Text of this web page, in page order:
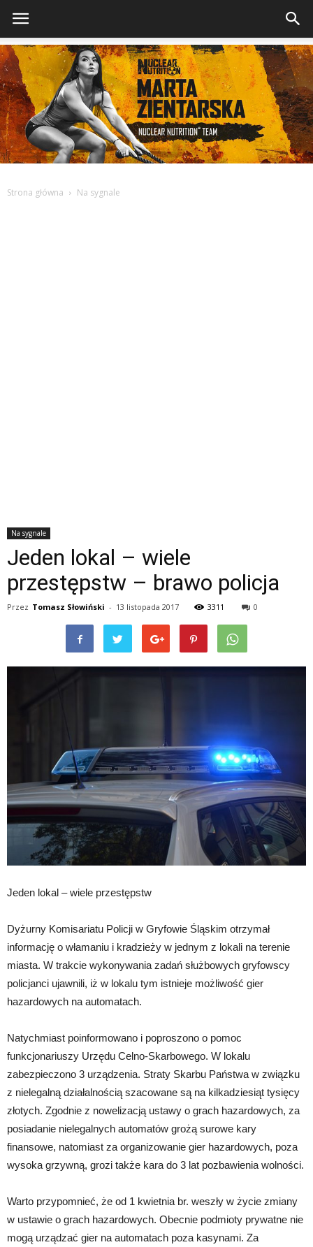
Strona główna Na sygnale
Na sygnale
Jeden lokal – wiele
przestępstw – brawo policja
Przez Tomasz Słowiński - 13 listopada 2017 3311 0
Jeden lokal – wiele przestępstw
Dyżurny Komisariatu Policji w Gryfowie Śląskim otrzymał
informację o włamaniu i kradzieży w jednym z lokali na terenie
miasta. W trakcie wykonywania zadań służbowych gryfowscy
policjanci ujawnili, iż w lokalu tym istnieje możliwość gier
hazardowych na automatach.
Natychmiast poinformowano i poproszono o pomoc
funkcjonariuszy Urzędu Celno-Skarbowego. W lokalu
zabezpieczono 3 urządzenia. Straty Skarbu Państwa w związku
z nielegalną działalnością szacowane są na kilkadziesiąt tysięcy
złotych. Zgodnie z nowelizacją ustawy o grach hazardowych, za
posiadanie nielegalnych automatów grożą surowe kary
finansowe, natomiast za organizowanie gier hazardowych, poza
wysoka grzywną, grozi także kara do 3 lat pozbawienia wolności.
Warto przypomnieć, że od 1 kwietnia br. weszły w życie zmiany
w ustawie o grach hazardowych. Obecnie podmioty prywatne nie
mogą urządzać gier na automatach poza kasynami. Za